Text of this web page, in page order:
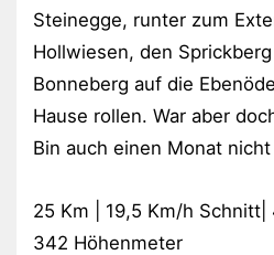
Steinegge, runter zum
Hollwiesen, den
Bonneberg auf die
Hause rollen. War aber
Bin auch einen Monat
25 Km | 19,5 Km/h Schnitt|
342 Höhenmeter